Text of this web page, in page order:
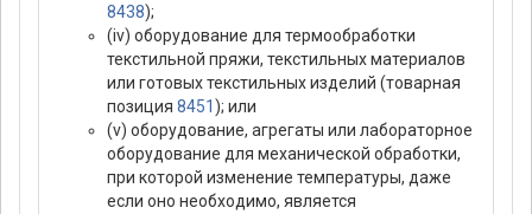
8438);
(iv) оборудование для термообработки
текстильной пряжи, текстильных материалов
или готовых текстильных изделий (товарная
позиция 8451); или
(v) оборудование, агрегаты или лабораторное
оборудование для механической обработки,
при которой изменение температуры, даже
если оно необходимо, является